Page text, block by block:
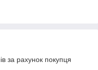
за рахунок покупця